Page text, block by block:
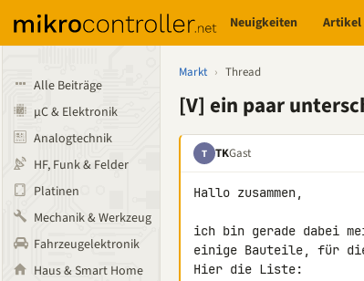
Neuigkeiten Artikel
Alle Beiträge
µC & Elektronik
Analogtechnik
HF, Funk & Felder
Platinen
Mechanik & Werkzeug
Fahrzeugelektronik
Haus & Smart Home
Markt › Thread
[V] ein paar
T TKGast
Hallo zusammen,
ich bin gerade dabei
einige Bauteile, für die
Hier die Liste: